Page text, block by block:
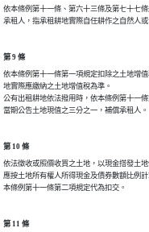
依本條例第十一條、第六十三條及第七十七
承租人，指承租耕地實際自任耕作之自然人或
第 9 條
依本條例第十一條第一項規定扣除之土地增
地實際應繳納之土地增值稅為準。
公有出租耕地依法撥用時，依本條例第十一
當期公告土地現值之三分之一，補償承租人。
第 10 條
依法徵收或照價收買之土地，以現金搭發土
應按土地所有權人所得現金及債券數額比例
第 11 條